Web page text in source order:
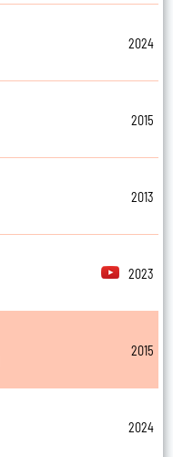
2024
2015
2013
2023
2015
2024